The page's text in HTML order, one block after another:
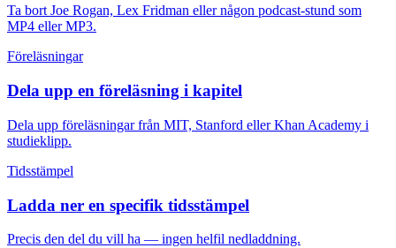
Ta bort Joe Rogan, Lex Fridman eller någon podcast-stund som
MP4 eller MP3.
Föreläsningar
Dela upp en föreläsning i kapitel
Dela upp föreläsningar från MIT, Stanford eller Khan Academy i
studieklipp.
Tidsstämpel
Ladda ner en specifik tidsstämpel
Precis den del du vill ha — ingen helfil nedladdning.